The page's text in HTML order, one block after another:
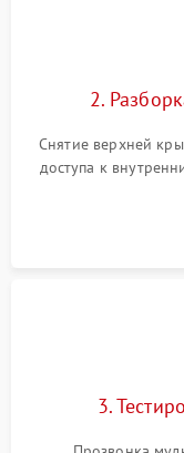
2.
Снятие верхней
доступа к
Обеспечение
3.